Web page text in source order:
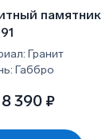
памятник
Гранит
Габбро
390 ₽